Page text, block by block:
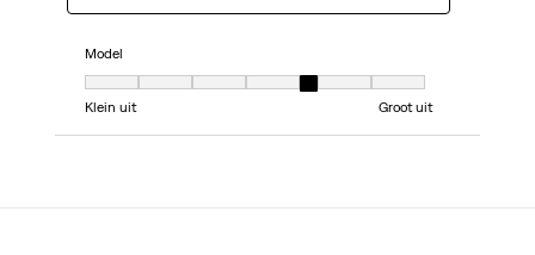
Model
Model, 5 van 7, waarbij 1 gelijk is aan Klein uit en 7 gelijk is aan Groot uit
Klein uit
Groot uit